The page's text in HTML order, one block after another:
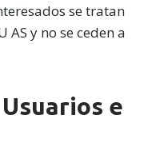
se tratan
AS y no se ceden a
e